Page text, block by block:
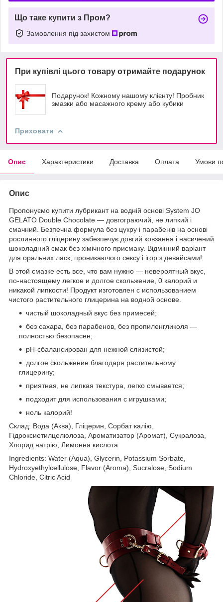
Що таке купити з Пром?
Замовлення під захистом
При купівлі цього товару отримайте подарунок
Подарунок! Кожному нашому клієнту! Пробник
змазки або масажного крему або кубики
Приховати
Опис Характеристики Доставка Оплата Умови
Опис
Пропонуємо купити лубрикант на водній основі System JO
GELATO Double Chocolate — довгограючий, не липкий і
смачний. Безпечна формула без цукру і парабенів на основі
рослинного гліцерину забезпечує довгий ковзання і насичений
шоколадний смак без хімічного присмаку. Відмінний варіант
для оральних ласк, проникаючого сексу і ігор з девайсами!
В этой смазке есть все, что вам нужно — невероятный вкус,
по-настоящему легкое и долгое скольжение, 0 калорий и
никакой липкости! Продукт изготовлен с использованием
чистого растительного глицерина на водной основе.
чистый шоколадный вкус без примесей;
без сахара, без парабенов, без пропиленгликоля —
полностью безопасен;
pH-сбалансирован для нежной слизистой;
долгое скольжение благодаря растительному
глицерину;
приятная, не липкая текстура, легко смывается;
подходит для использования с игрушками;
ноль калорий!
Склад: Вода (Аква), Гліцерин, Сорбат калію,
Гідроксиетилцелюлоза, Ароматизатор (Аромат), Сукралоза,
Хлорид натрію, Лимонна кислота
Ingredients: Water (Aqua), Glycerin, Potassium Sorbate,
Hydroxyethylcellulose, Flavor (Aroma), Sucralose, Sodium
Chloride, Citric Acid